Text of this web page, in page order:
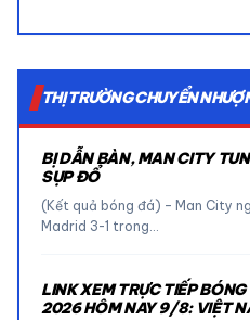
THỊ TRƯỜNG CHUYỂN
BỊ DẪN BÀN, MAN CITY
SỤP ĐỔ
(Kết quả bóng đá) – Man City
Madrid 3-1 trong…
LINK XEM TRỰC TIẾP
2026 HÔM NAY 9/8: VIỆT